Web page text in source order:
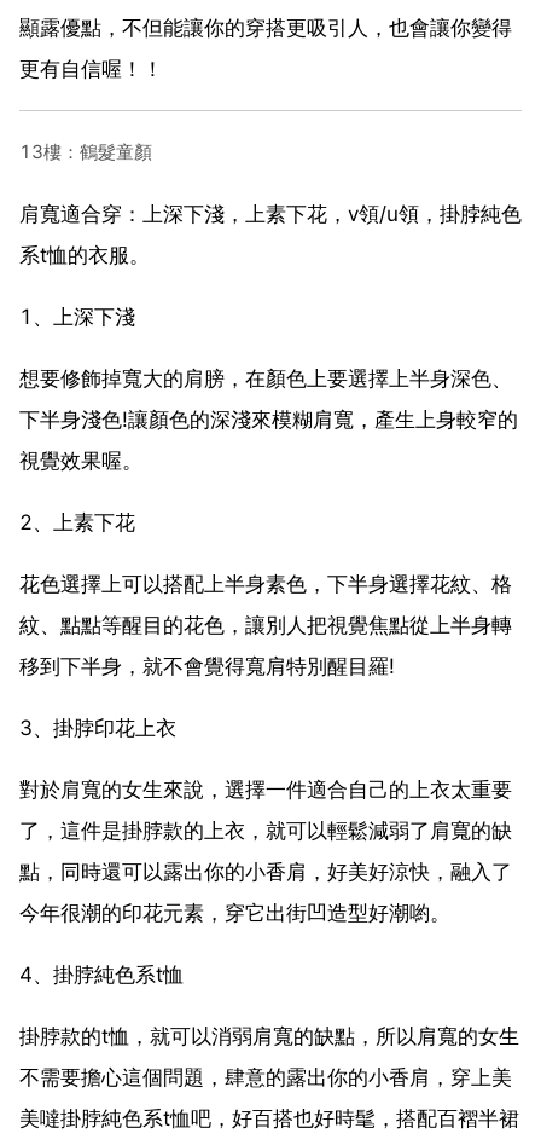
顯露優點，不但能讓你的穿搭更吸引人，也會讓你變得
更有自信喔！！
13樓：鶴髮童顏
肩寬適合穿：上深下淺，上素下花，v領/u領，掛脖純色
系t恤的衣服。
1、上深下淺
想要修飾掉寬大的肩膀，在顏色上要選擇上半身深色、
下半身淺色!讓顏色的深淺來模糊肩寬，產生上身較窄的
視覺效果喔。
2、上素下花
花色選擇上可以搭配上半身素色，下半身選擇花紋、格
紋、點點等醒目的花色，讓別人把視覺焦點從上半身轉
移到下半身，就不會覺得寬肩特別醒目羅!
3、掛脖印花上衣
對於肩寬的女生來說，選擇一件適合自己的上衣太重要
了，這件是掛脖款的上衣，就可以輕鬆減弱了肩寬的缺
點，同時還可以露出你的小香肩，好美好涼快，融入了
今年很潮的印花元素，穿它出街凹造型好潮喲。
4、掛脖純色系t恤
掛脖款的t恤，就可以消弱肩寬的缺點，所以肩寬的女生
不需要擔心這個問題，肆意的露出你的小香肩，穿上美
美噠掛脖純色系t恤吧，好百搭也好時髦，搭配百褶半裙